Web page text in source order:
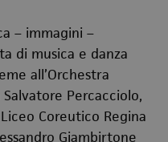
– immagini –
di musica e danza
all’Orchestra
Percacciolo,
Coreutico Regina
Giambirtone